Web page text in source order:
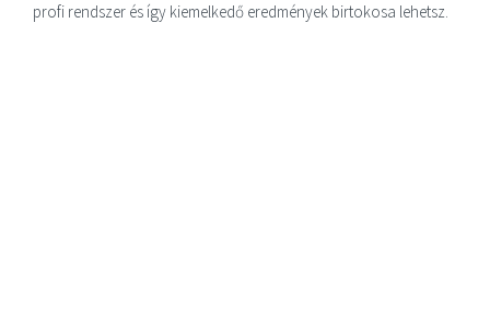
profi rendszer és így kiemelkedő eredmények birtokosa lehetsz.